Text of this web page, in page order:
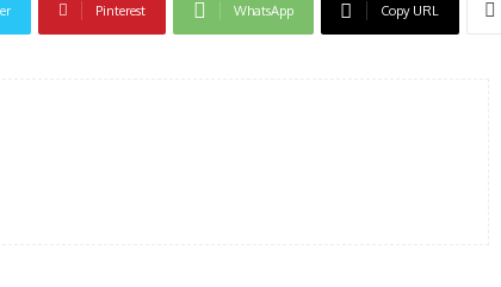
Pinterest WhatsApp Copy URL